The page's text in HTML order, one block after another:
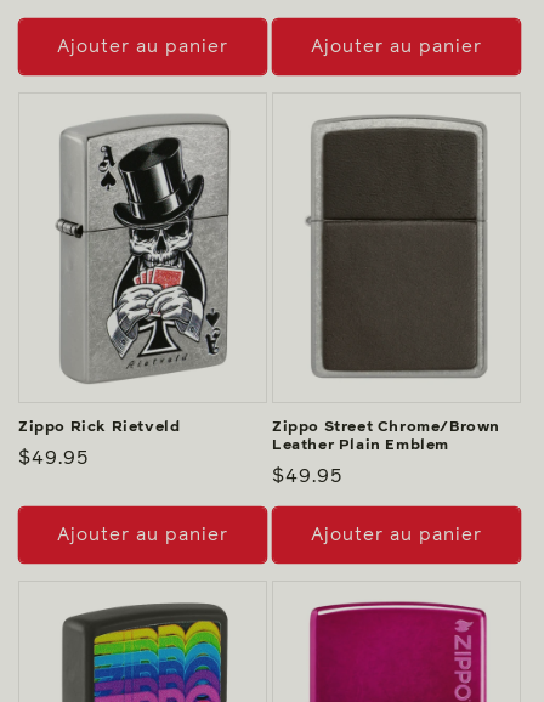
Ajouter au panier
habituel
Ajouter au panier
Zippo Rick Rietveld
Prix
$49.95
Ajouter au panier
Zippo Street Chrome/Brown
Leather Plain Emblem
Prix
habituel
$49.95
Ajouter au panier